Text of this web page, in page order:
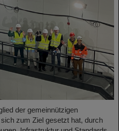
der gemeinnützigen
zum Ziel gesetzt hat, durch